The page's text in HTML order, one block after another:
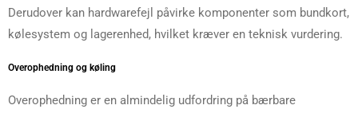
Derudover kan hardwarefejl påvirke komponenter som bundkort,
kølesystem og lagerenhed, hvilket kræver en teknisk vurdering.
Overophedning og køling
Overophedning er en almindelig udfordring på bærbare